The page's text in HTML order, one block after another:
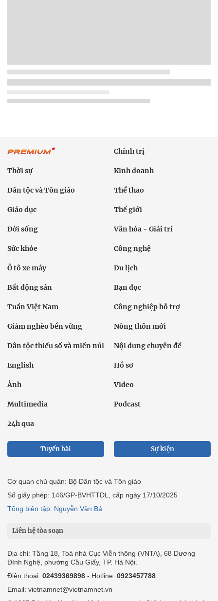
Chính trị
Thời sự Kinh doanh
Dân tộc và Tôn giáo Thể thao
Giáo dục Thế giới
Đời sống Văn hóa - Giải trí
Sức khỏe Công nghệ
Ô tô xe máy Du lịch
Bất động sản Bạn đọc
Tuần Việt Nam Công nghiệp hỗ trợ
Giảm nghèo bền vững Nông thôn mới
Dân tộc thiểu số và miền núi Nội dung chuyên đề
English Hồ sơ
Ảnh Video
Multimedia Podcast
24h qua
Tuyến bài Sự kiện
Cơ quan chủ quản: Bộ Dân tộc và Tôn giáo
Số giấy phép: 146/GP-BVHTTDL, cấp ngày 17/10/2025
Tổng biên tập: Nguyễn Văn Bá
Liên hệ tòa soạn
Địa chỉ: Tầng 18, Toà nhà Cục Viễn thông (VNTA), 68 Dương
Đình Nghệ, phường Cầu Giấy, TP. Hà Nội.
Điện thoại: 02439369898 - Hotline: 0923457788
Email: vietnamnet@vietnamnet.vn